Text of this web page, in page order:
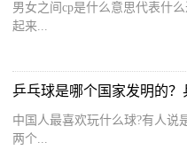
男女之间cp是什么意思代表什
起来...
乒乓球是哪个国家发明的？
中国人最喜欢玩什么球?有人说
两个...